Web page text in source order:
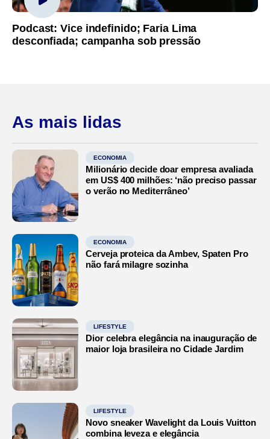
Podcast: Vice indefinido; Faria Lima
desconfiada; campanha sob pressão
As mais lidas
ECONOMIA
Milionário decide doar empresa avaliada
em US$ 400 milhões: ‘não preciso passar
o verão no Mediterrâneo’
ECONOMIA
Cerveja proteica da Ambev, Spaten Pro
não fará milagre sozinha
LIFESTYLE
Dior celebra elegância na inauguração de
maior loja brasileira no Cidade Jardim
LIFESTYLE
Novo sneaker Wavelight da Louis Vuitton
combina leveza e elegância